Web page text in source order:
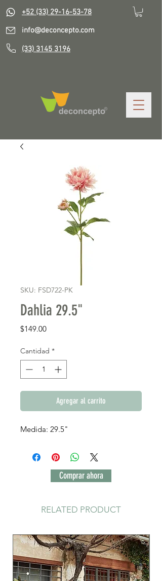
+52 (33) 29-16-53-78
info@deconcepto.com
(33) 3145 3196
SKU: FSD722-PK
Dahlia 29.5"
$149.00Precio
Cantidad *
Agregar al carrito
Medida: 29.5"
Comprar ahora
RELATED PRODUCT